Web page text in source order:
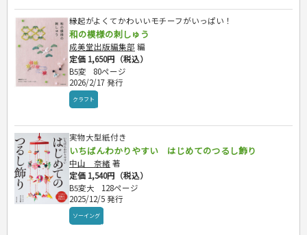
栄養事典
生活習慣病
指導マニュアル
なぞなぞ・ゲーム
占い・心理ゲーム
のりもの・ずかん
読み物・絵本
音と光のでる絵本
夏休みドリル
総復習ドリル
学習・地図
自由研究・読書感想文
えんぴつちょう
就職活動
就職試験
公務員試験
資格試験
検定試験・資格試験
英語検定・TOEIC
漢字検定・数学検定
簿記検定
看護・薬学
ケアマネジャー
保育士
司法書士・社労士
行政書士・宅建
FP
衛生管理・運行管理
建築・土木
電気・危険物
ビジネス
経営・経済・法律
マネー・株・資産
ビジネス・法律
簿記・経理・税金・保険
自己啓発
自己啓発
ビジネス読み物
旅行・歴史
国内・海外旅行
国外旅行
国内旅行
散歩・グルメ
地理・歴史
地理・地図
歴史
文庫
その他文庫
ダイアリー
ダイアリー
プラチナダイアリー プレステージ
縁起がよくてかわいいモチーフがいっぱい！
和の模様の刺しゅう
成美堂出版編集部 編
定価 1,650円（税込）
B5変
80ページ
2026/2/17 発行
クラフト
実物大型紙付き
いちばんわかりやすい はじめてのつるし飾り
中山 奈緒 著
定価 1,540円（税込）
B5変大
128ページ
2025/12/5 発行
ソーイング